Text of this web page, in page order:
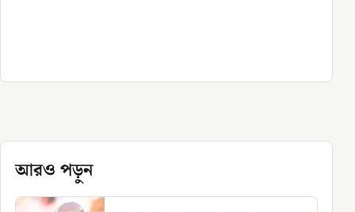
আরও পড়ুন